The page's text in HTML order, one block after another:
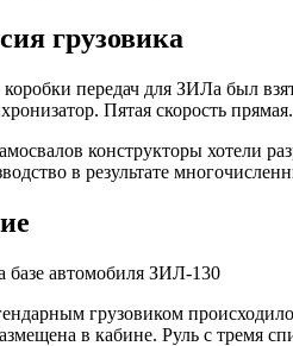
грузовика
коробки передач для ЗИЛа был
Пятая скорость
конструкторы хотели
в результате
грузовиком
в кабине. Руль с тремя